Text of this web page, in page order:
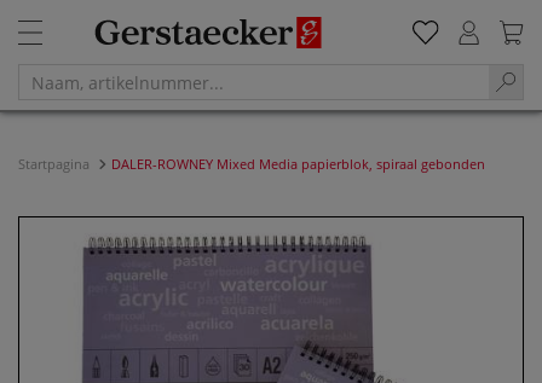
Startpagina DALER-ROWNEY Mixed Media papierblok, spiraal gebonden